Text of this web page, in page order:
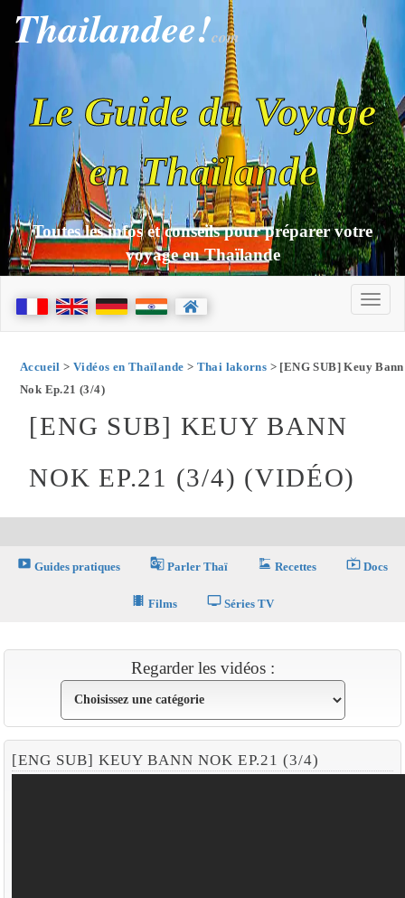
Thailandee!com
Le Guide du Voyage
en Thaïlande
Toutes les infos et conseils pour préparer votre
voyage en Thaïlande
Accueil > Vidéos en Thaïlande > Thai lakorns > [ENG SUB] Keuy Bann
Nok Ep.21 (3/4)
[ENG SUB] KEUY BANN
NOK EP.21 (3/4) (VIDÉO)
smart_display Guides pratiques g_translate Parler Thaï dinner_dining Recettes live_tv Docs
theaters Films tv Séries TV
Regarder les vidéos :
[ENG SUB] KEUY BANN NOK EP.21 (3/4)